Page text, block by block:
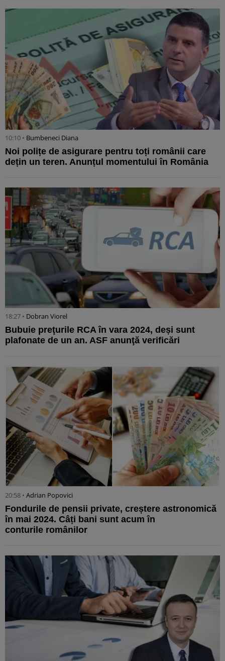
10:10 • Bumbeneci Diana
Noi polițe de asigurare pentru toți românii care
dețin un teren. Anunțul momentului în România
18:27 • Dobran Viorel
Bubuie preţurile RCA în vara 2024, deși sunt
plafonate de un an. ASF anunţă verificări
20:58 • Adrian Popovici
Fondurile de pensii private, creștere astronomică
în mai 2024. Câți bani sunt acum în
conturile românilor